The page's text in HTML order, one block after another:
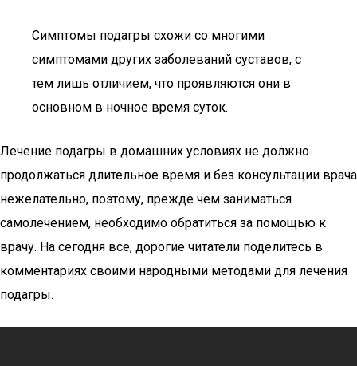
Симптомы подагры схожи со многими
симптомами других заболеваний суставов, с
тем лишь отличием, что проявляются они в
основном в ночное время суток.
Лечение подагры в домашних условиях не должно
продолжаться длительное время и без консультации врача
нежелательно, поэтому, прежде чем заниматься
самолечением, необходимо обратиться за помощью к
врачу. На сегодня все, дорогие читатели поделитесь в
комментариях своими народными методами для лечения
подагры.